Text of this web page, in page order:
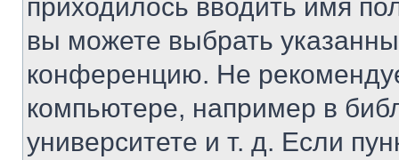
приходилось вводить имя
вы можете выбрать
конференцию. Не
компьютере, например в
университете и т. д. Если